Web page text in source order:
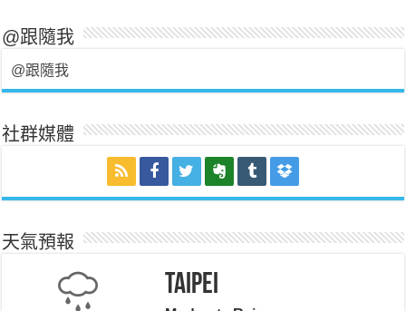
@跟隨我
@跟隨我
社群媒體
天氣預報
Taipei